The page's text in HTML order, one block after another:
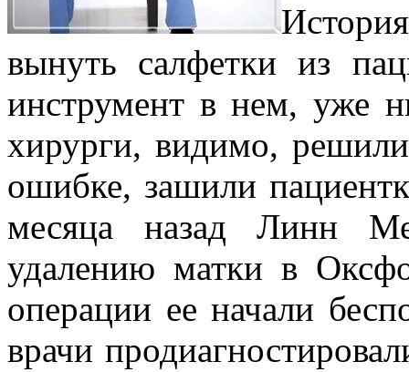
вынуть салфетки из
инструмент в нем, уже
хирурги, видимо,
ошибке, зашили
месяца назад Линн
удалению матки в
операции ее начали
врачи